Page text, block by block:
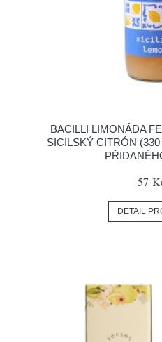
BACILLI LIMONÁDA
SICILSKÝ CITRÓN
57
DETAIL